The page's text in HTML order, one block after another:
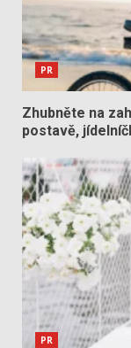
PR
Zhubněte na
postavě,
PR